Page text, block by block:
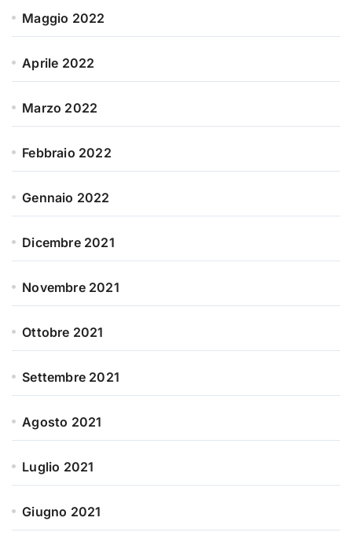
Maggio 2022
Aprile 2022
Marzo 2022
Febbraio 2022
Gennaio 2022
Dicembre 2021
Novembre 2021
Ottobre 2021
Settembre 2021
Agosto 2021
Luglio 2021
Giugno 2021